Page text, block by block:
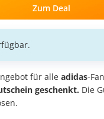
Zum Deal
für alle adidas-
geschenkt. Die